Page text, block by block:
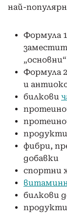
най-
Формула
Формула
и
билкови
фибри,
добавки
спортни
билкови